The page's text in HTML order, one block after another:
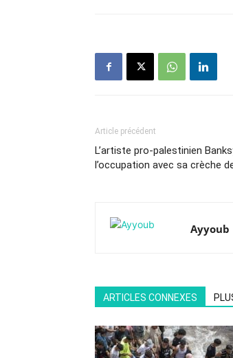
Article précédent
L’artiste pro-palestinien
l’occupation avec sa crèche
Ayyoub
ARTICLES CONNEXES